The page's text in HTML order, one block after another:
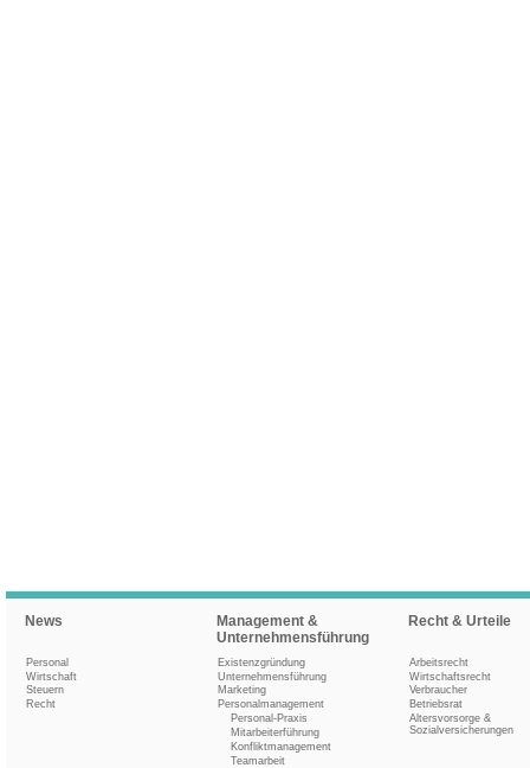
News
Personal
Wirtschaft
Steuern
Recht
Management &
Unternehmensführung
Existenzgründung
Unternehmensführung
Marketing
Personalmanagement
Personal-Praxis
Mitarbeiterführung
Konfliktmanagement
Teamarbeit
Recht & Urteile
Arbeitsrecht
Wirtschaftsrecht
Verbraucher
Betriebsrat
Altersvorsorge &
Sozialversicherungen